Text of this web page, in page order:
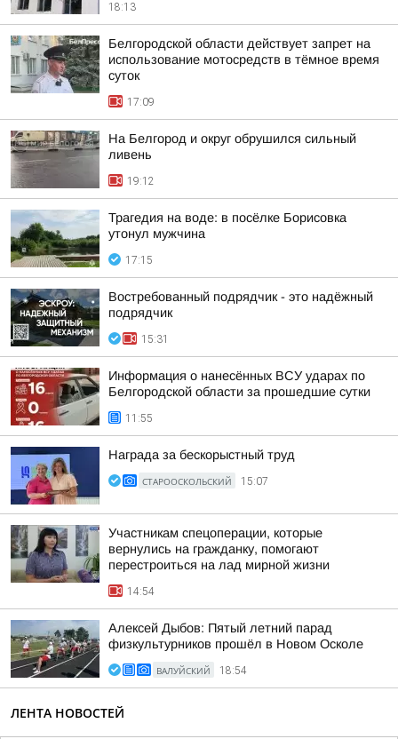
18:13
Белгородской области действует запрет на
использование мотосредств в тёмное время
суток
17:09
На Белгород и округ обрушился сильный
ливень
19:12
Трагедия на воде: в посёлке Борисовка
утонул мужчина
17:15
Востребованный подрядчик - это надёжный
подрядчик
15:31
Информация о нанесённых ВСУ ударах по
Белгородской области за прошедшие сутки
11:55
Награда за бескорыстный труд
СТАРООСКОЛЬСКИЙ 15:07
Участникам спецоперации, которые
вернулись на гражданку, помогают
перестроиться на лад мирной жизни
14:54
Алексей Дыбов: Пятый летний парад
физкультурников прошёл в Новом Осколе
ВАЛУЙСКИЙ 18:54
ЛЕНТА НОВОСТЕЙ